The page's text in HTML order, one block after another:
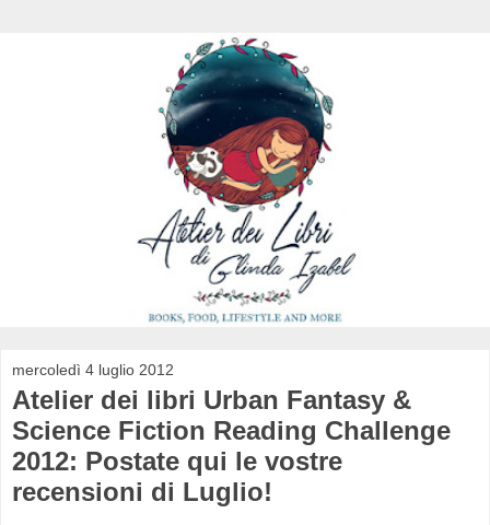
mercoledì 4 luglio 2012
Atelier dei libri Urban Fantasy &
Science Fiction Reading Challenge
2012: Postate qui le vostre
recensioni di Luglio!